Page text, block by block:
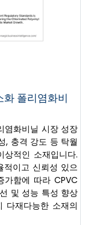
폴리염화비
염화비닐 시장 성장
, 충격 강도 등 탁월
적인 소재입니다.
적이고 신뢰성 있으
가함에 따라 CPVC
및 성능 특성 향상
다재다능한 소재의